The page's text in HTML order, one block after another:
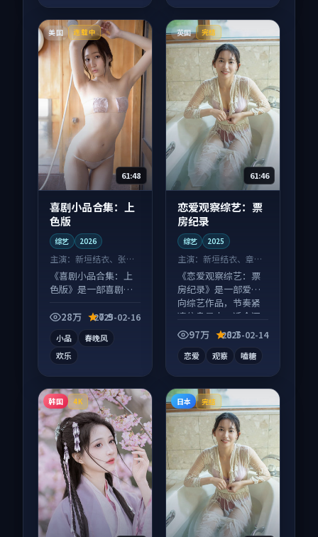
美国 连载中
61:48
喜剧小品合集：上
色版
综艺 2026
主演： 新垣结衣、张译
等
《喜剧小品合集：上
色版》是一部喜剧向
发酵，适合周末一口
28万 7.9
2025-02-16
小品
春晚风
欢乐
英国 完结
61:46
恋爱观察综艺：票
房纪录
综艺 2025
主演：新垣结衣、章子
怡 等
《恋爱观察综艺：票
房纪录》是一部爱情
向综艺作品，节奏紧
凑信息量大，适合沉
浸式追看。
97万 8.7
2025-02-14
恋爱 观察 嗑糖
韩国 4K 日本 完结